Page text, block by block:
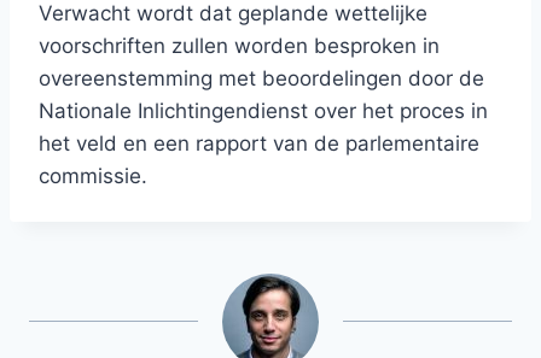
Verwacht wordt dat geplande wettelijke
voorschriften zullen worden besproken in
overeenstemming met beoordelingen door de
Nationale Inlichtingendienst over het proces in
het veld en een rapport van de parlementaire
commissie.